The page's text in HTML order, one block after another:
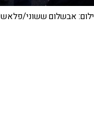
אבשלום ששוני/פלאש90